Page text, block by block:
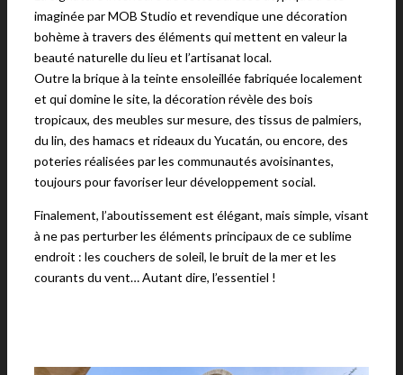
imaginée par MOB Studio et revendique une décoration
bohème à travers des éléments qui mettent en valeur la
beauté naturelle du lieu et l’artisanat local.
Outre la brique à la teinte ensoleillée fabriquée localement
et qui domine le site, la décoration révèle des bois
tropicaux, des meubles sur mesure, des tissus de palmiers,
du lin, des hamacs et rideaux du Yucatán, ou encore, des
poteries réalisées par les communautés avoisinantes,
toujours pour favoriser leur développement social.
Finalement, l’aboutissement est élégant, mais simple, visant
à ne pas perturber les éléments principaux de ce sublime
endroit : les couchers de soleil, le bruit de la mer et les
courants du vent… Autant dire, l’essentiel !